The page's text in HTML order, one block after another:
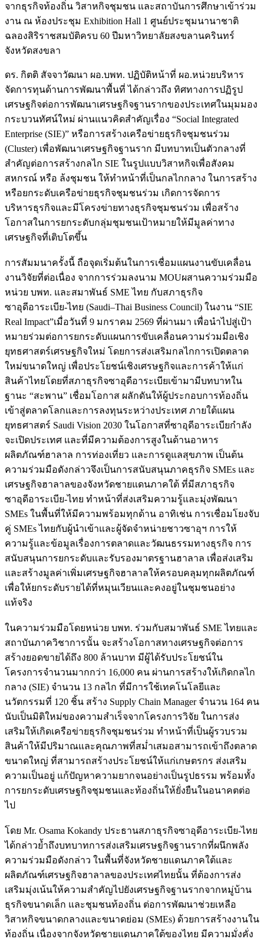
จากธุรกิจท้องถิ่น วิสาหกิจชุมชน และสถาบันการศึกษาเข้าร่วม
งาน ณ ห้องประชุม Exhibition Hall 1 ศูนย์ประชุมนานาชาติ
ฉลองสิริราชสมบัติครบ 60 ปีมหาวิทยาลัยสงขลานครินทร์
จังหวัดสงขลา
ดร. กิตติ สัจจาวัฒนา ผอ.บพท. ปฏิบัติหน้าที่ ผอ.หน่วยบริหาร
จัดการทุนด้านการพัฒนาพื้นที่ ได้กล่าวถึง ทิศทางการปฏิรูป
เศรษฐกิจต่อการพัฒนาเศรษฐกิจฐานรากของประเทศในมุมมอง
กระบวนทัศน์ใหม่ ผ่านแนวคิดสำคัญเรื่อง “Social Integrated
Enterprise (SIE)” หรือการสร้างเครือข่ายธุรกิจชุมชนร่วม
(Cluster) เพื่อพัฒนาเศรษฐกิจฐานราก มีบทบาทเป็นตัวกลางที่
สำคัญต่อการสร้างกลไก SIE ในรูปแบบวิสาหกิจเพื่อสังคม
สหกรณ์ หรือ ล้งชุมชน ให้ทำหน้าที่เป็นกลไกกลาง ในการสร้าง
หรือยกระดับเครือข่ายธุรกิจชุมชนร่วม เกิดการจัดการ
บริหารธุรกิจและมีโครงข่ายทางธุรกิจชุมชนร่วม เพื่อสร้าง
โอกาสในการยกระดับกลุ่มชุมชนเป้าหมายให้มีมูลค่าทาง
เศรษฐกิจที่เติบโตขึ้น
การสัมมนาครั้งนี้ ถือจุดเริ่มต้นในการเชื่อมแผนงานขับเคลื่อน
งานวิจัยที่ต่อเนื่อง จากการร่วมลงนาม MOUผสานความร่วมมือ
หน่วย บพท. และสมาพันธ์ SME ไทย กับสภาธุรกิจ
ซาอุดีอาระเบีย-ไทย (Saudi–Thai Business Council) ในงาน “SIE
Real Impact”เมื่อวันที่ 9 มกราคม 2569 ที่ผ่านมา เพื่อนำไปสู่เป้า
หมายร่วมต่อการยกระดับแผนการขับเคลื่อนความร่วมมือเชิง
ยุทธศาสตร์เศรษฐกิจใหม่ โดยการส่งเสริมกลไกการเปิดตลาด
ใหม่ขนาดใหญ่ เพื่อประโยชน์เชิงเศรษฐกิจและการค้าให้แก่
สินค้าไทยโดยที่สภาธุรกิจซาอุดีอาระเบียเข้ามามีบทบาทใน
ฐานะ “สะพาน” เชื่อมโอกาส ผลักดันให้ผู้ประกอบการท้องถิ่น
เข้าสู่ตลาดโลกและการลงทุนระหว่างประเทศ ภายใต้แผน
ยุทธศาสตร์ Saudi Vision 2030 ในโอกาสที่ซาอุดีอาระเบียกำลัง
จะเปิดประเทศ และที่มีความต้องการสูงในด้านอาหาร
ผลิตภัณฑ์ฮาลาล การท่องเที่ยว และการดูแลสุขภาพ เป็นต้น
ความร่วมมือดังกล่าวจึงเป็นการสนับสนุนภาคธุรกิจ SMEs และ
เศรษฐกิจฮาลาลของจังหวัดชายแดนภาคใต้ ที่มีสภาธุรกิจ
ซาอุดีอาระเบีย-ไทย ทำหน้าที่ส่งเสริมความรู้และมุ่งพัฒนา
SMEs ในพื้นที่ให้มีความพร้อมทุกด้าน อาทิเช่น การเชื่อมโยงจับ
คู่ SMEs ไทยกับผู้นำเข้าและผู้จัดจำหน่ายชาวซาอุฯ การให้
ความรู้และข้อมูลเรื่องการตลาดและวัฒนธรรมทางธุรกิจ การ
สนับสนุนการยกระดับและรับรองมาตรฐานฮาลาล เพื่อส่งเสริม
และสร้างมูลค่าเพิ่มเศรษฐกิจฮาลาลให้ครอบคลุมทุกผลิตภัณฑ์
เพื่อให้ยกระดับรายได้ที่หมุนเวียนและคงอยู่ในชุมชนอย่าง
แท้จริง
ในความร่วมมือโดยหน่วย บพท. ร่วมกับสมาพันธ์ SME ไทยและ
สถาบันภาควิชาการนั้น จะสร้างโอกาสทางเศรษฐกิจต่อการ
สร้างยอดขายได้ถึง 800 ล้านบาท มีผู้ได้รับประโยชน์ใน
โครงการจำนวนมากกว่า 16,000 คน ผ่านการสร้างให้เกิดกลไก
กลาง (SIE) จำนวน 13 กลไก ที่มีการใช้เทคโนโลยีและ
นวัตกรรมที่ 120 ชิ้น สร้าง Supply Chain Manager จำนวน 164 คน
นับเป็นมิติใหม่ของความสำเร็จจากโครงการวิจัย ในการส่ง
เสริมให้เกิดเครือข่ายธุรกิจชุมชนร่วม ทำหน้าที่เป็นผู้รวบรวม
สินค้าให้มีปริมาณและคุณภาพที่สม่ำเสมอสามารถเข้าถึงตลาด
ขนาดใหญ่ ที่สามารถสร้างประโยชน์ให้แก่เกษตรกร ส่งเสริม
ความเป็นอยู่ แก้ปัญหาความยากจนอย่างเป็นรูปธรรม พร้อมทั้ง
การยกระดับเศรษฐกิจชุมชนและท้องถิ่นให้ยั่งยืนในอนาคตต่อ
ไป
โดย Mr. Osama Kokandy ประธานสภาธุรกิจซาอุดีอาระเบีย-ไทย
ได้กล่าวย้ำถึงบทบาทการส่งเสริมเศรษฐกิจฐานรากที่ผนึกพลัง
ความร่วมมือดังกล่าว ในพื้นที่จังหวัดชายแดนภาคใต้และ
ผลิตภัณฑ์เศรษฐกิจฮาลาลของประเทศไทยนั้น ที่ต้องการส่ง
เสริมมุ่งเน้นให้ความสำคัญไปยังเศรษฐกิจฐานรากจากหมู่บ้าน
ธุรกิจขนาดเล็ก และชุมชนท้องถิ่น ต่อการพัฒนาช่วยเหลือ
วิสาหกิจขนาดกลางและขนาดย่อม (SMEs) ด้วยการสร้างงานใน
ท้องถิ่น เนื่องจากจังหวัดชายแดนภาคใต้ของไทย มีความมั่งคั่ง